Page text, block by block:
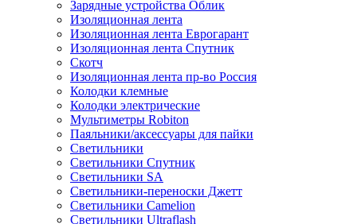
Зарядные устройства Облик
Изоляционная лента
Изоляционная лента Еврогарант
Изоляционная лента Спутник
Скотч
Изоляционная лента пр-во Россия
Колодки клемные
Колодки электрические
Мультиметры Robiton
Паяльники/аксессуары для пайки
Светильники
Светильники Спутник
Светильники SA
Светильники-переноски Джетт
Светильники Camelion
Светильники Ultraflash